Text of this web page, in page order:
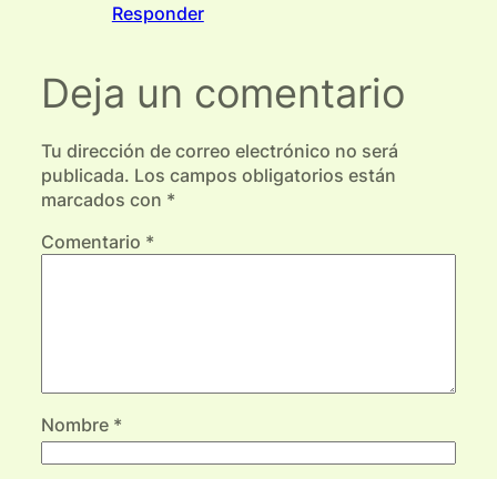
Responder
Deja un comentario
Tu dirección de correo electrónico no será
publicada. Los campos obligatorios están
marcados con *
Comentario *
Nombre *